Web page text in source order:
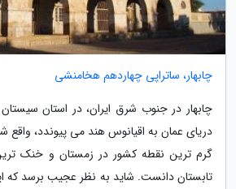
چابهار، ساتراپی چهاردهم هخامنشی
چابهار در جنوب شرق ایران، در استان
دریای عمان به اقیانوس هند می پیوندد،
گرم ترین نقطه کشور در زمستان و خنک
تابستان دانست. شاید به نظر عجیب برسد که